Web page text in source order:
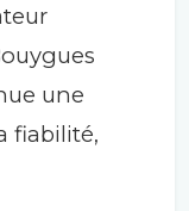
une
fiabilité,